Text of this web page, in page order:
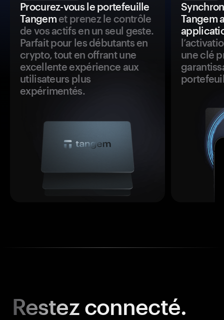
Procurez-vous le portefeuille
Tangemet prenez le contrôle
de vos actifs en un seul geste.
Parfait pour les débutants en
crypto, tout en offrant une
excellente expérience aux
utilisateurs plus
expérimentés.
Tangem
une clé
Restezconnecté.